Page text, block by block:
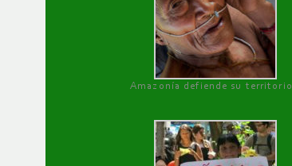
Amazonía defiende su territorio